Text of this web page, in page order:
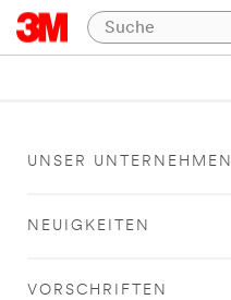
UNSER UNTERNEHMEN
NEUIGKEITEN
VORSCHRIFTEN